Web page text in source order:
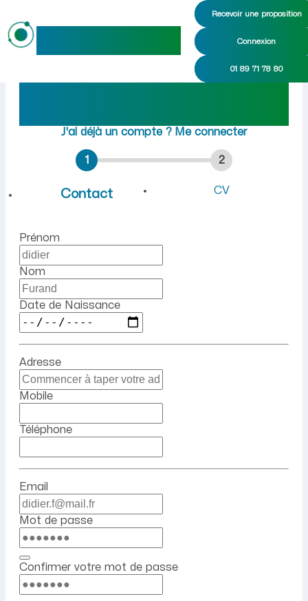
Recevoir une proposition
Connexion
01 89 71 78 80
Emploi à Fontenoy (Aisne) :
Rejoindre maideoà
J'ai déjà un compte ? Me connecter
1
Contact
2
CV
Prénom
Nom
Date de Naissance
Adresse
Mobile
Téléphone
Email
Mot de passe
Confirmer votre mot de passe